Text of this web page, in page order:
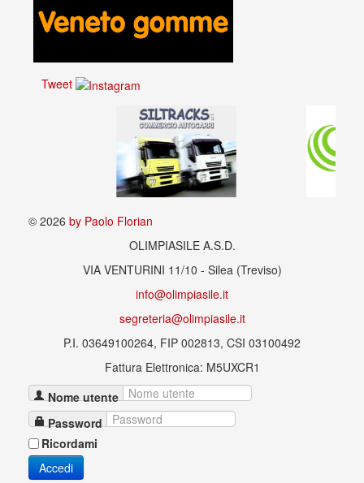
Tweet
© 2026 by Paolo Florian
OLIMPIASILE A.S.D.
VIA VENTURINI 11/10 - Silea (Treviso)
info@olimpiasile.it
segreteria@olimpiasile.it
P.I. 03649100264, FIP 002813, CSI 03100492
Fattura Elettronica: M5UXCR1
Nome utente
Password
Ricordami
Accedi